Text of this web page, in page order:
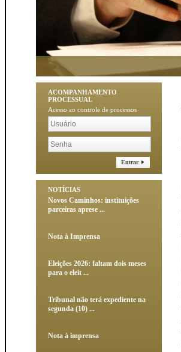
ACOMPANHAMENTO
PROCESSUAL
Acesso ao controle de processos
Entrar
NOTÍCIAS
Novos Caminhos: instituições
parceiras aprese ...
Nota à Imprensa
Eleições 2026: faltam dois meses
para o eleit ...
Tribunal não terá expediente na
segunda (10) ...
Nota à imprensa